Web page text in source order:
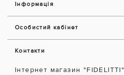
Інформація
Особистий кабінет
Контакти
Інтернет магазин "FIDELITTI"